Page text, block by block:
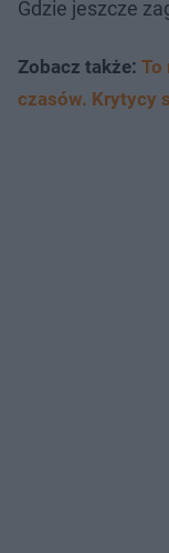
Gdzie jeszcze
Zobacz także: To
czasów. Krytycy